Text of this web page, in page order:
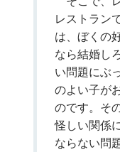
レストラン
は、ぼくの
なら結婚し
い問題にぶ
のよい子が
のです。そ
怪しい関係
ならない問